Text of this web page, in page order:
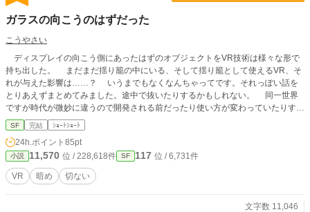
ガラスの向こうのはずだった
こうやさい
ディスプレイの向こう側にあったはずのオブジェクトをVR技術は様々な形で
持ち出した。 まだまだ揺り籠の中にいる、そして揺り籠として使えるVR、そ
れが与えた影響は……？ いうまでもなくなんちゃってです。それっぽい話を
とりあえずまとめてみました。途中で抜いたりするかもしれない。 同一世界
ですが時代が微妙に違うので開発される前だったり使い方が変わっていたりする
話があります。ポカして間違ってるのも（おい）。 作中VRが原因でない事故
死が複数あるので苦手な方はご注意下さい。……VRの意味とは（爆）。 とこ
ろでVRMMOの話ってカテゴリ何が一番正しいの？ ただいま諸事情で出すべ
きか否か微妙なので棚上げしてたのとか自サイトの方に上げるべきかどうか悩ん
でたのとか大昔のとかを放出中です。見直しもあまり出来ないのでいつも以上に
誤字脱字等も多いです。ご了承下さい。
SF 完結 ｼｮｰﾄｼｮｰﾄ
24h.ポイント 85pt
小説 11,570 位 / 228,618件 SF 117 位 / 6,731件
VR 暗め 切ない
文字数 11,046